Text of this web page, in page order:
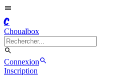
C
Choualbox
Connexion
Inscription